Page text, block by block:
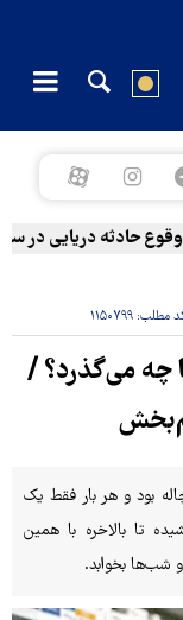
حادثه دریایی در سواحل
مطلب: ۱۱۵۰۷۹۹
چه می‌گذرد؟ /
بود و هر بار فقط یک
تا بالاخره با همین
و شب‌ها بخوابد.